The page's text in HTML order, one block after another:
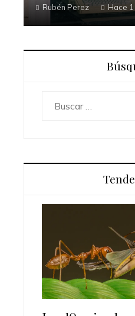
Rubén Perez Hace